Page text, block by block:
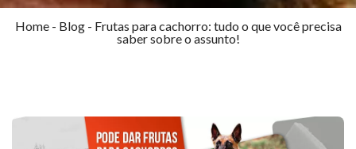
Home- Blog- Frutas para cachorro: tudo o que você precisa
saber sobre o assunto!